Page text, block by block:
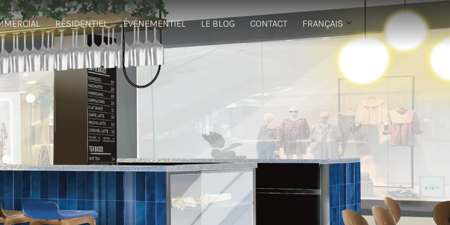
RÉSIDENTIEL ÉVÉNEMENTIEL LE BLOG CONTACT FRANÇAIS